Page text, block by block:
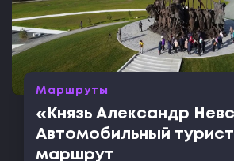
Маршруты
«Князь Александр
Автомобильный
маршрут